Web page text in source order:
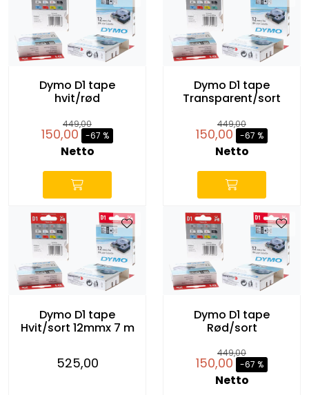
Dymo D1 tape
hvit/rød
449,00
150,00 -67 %
Netto
Dymo D1 tape
Transparent/sort
449,00
150,00 -67 %
Netto
Dymo D1 tape
Hvit/sort 12mmx 7 m
525,00
Dymo D1 tape
Rød/sort
449,00
150,00 -67 %
Netto